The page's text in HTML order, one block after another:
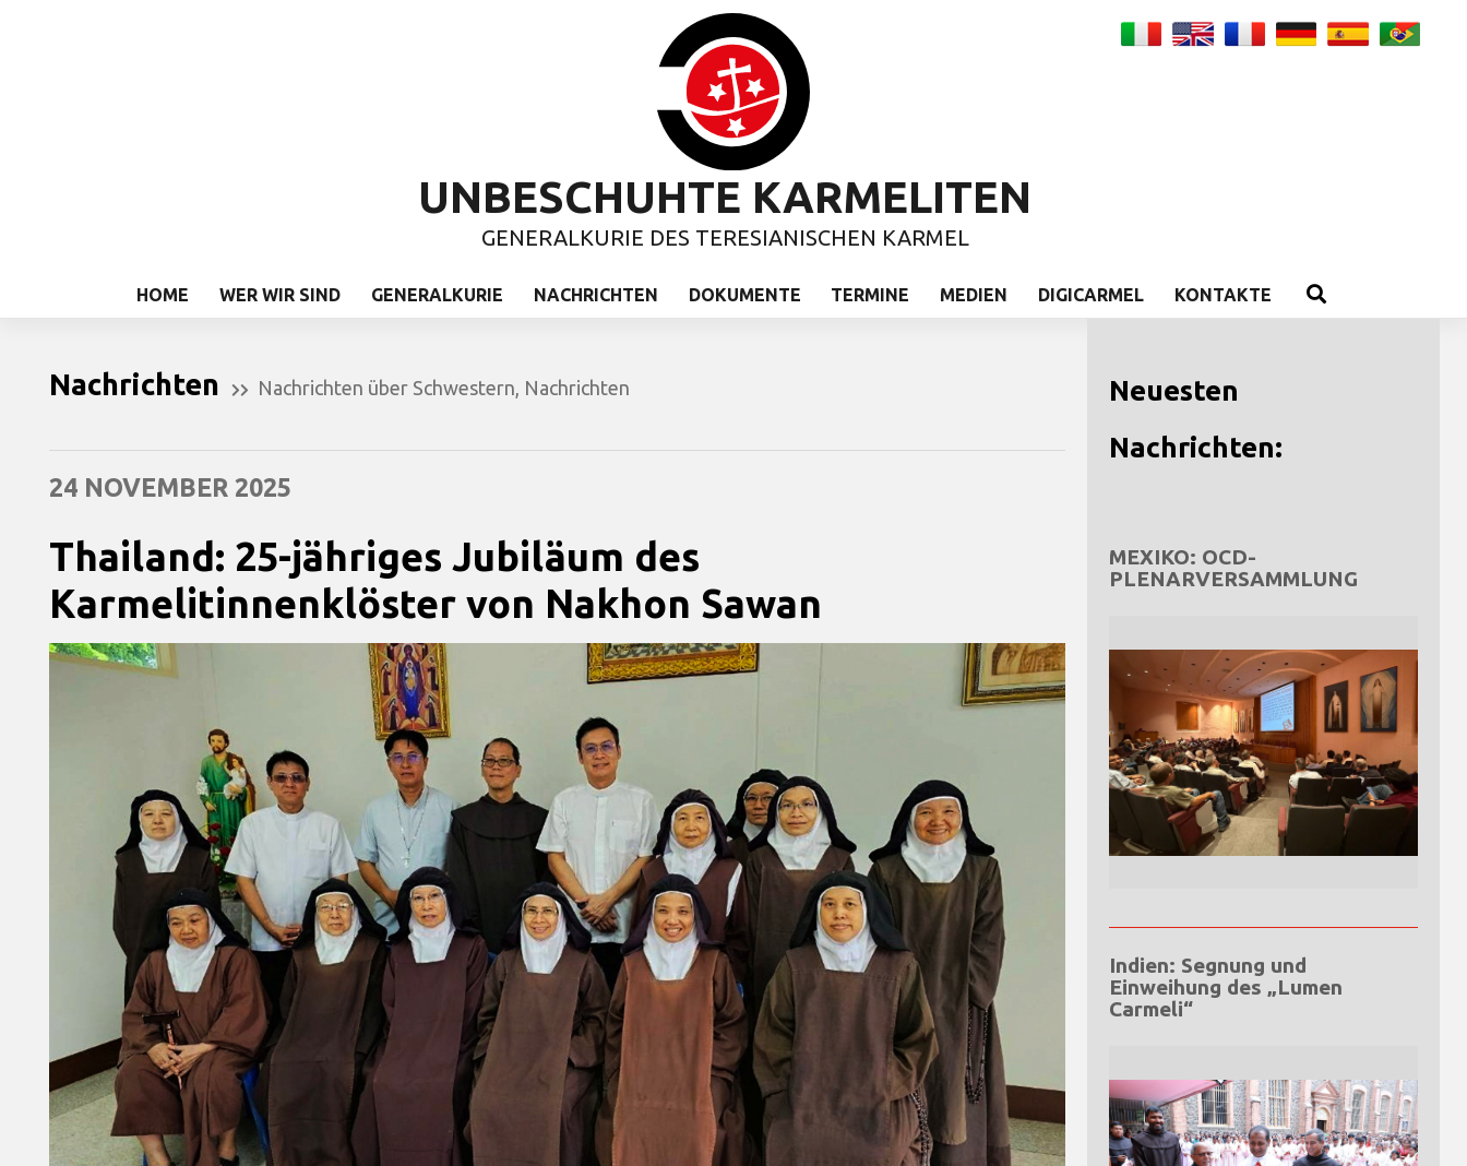
UNBESCHUHTE KARMELITEN
GENERALKURIE DES TERESIANISCHEN KARMEL
HOME WER WIR SIND GENERALKURIE NACHRICHTEN DOKUMENTE TERMINE MEDIEN DIGICARMEL KONTAKTE
Nachrichten Nachrichten über Schwestern Nachrichten
24 NOVEMBER 2025
Thailand: 25-jähriges Jubiläum des
Karmelitinnenklöster von Nakhon Sawan
Neuesten
Nachrichten:
MEXIKO: OCD-
PLENARVERSAMMLUNG
Indien: Segnung und
Einweihung des „Lumen
Carmeli“